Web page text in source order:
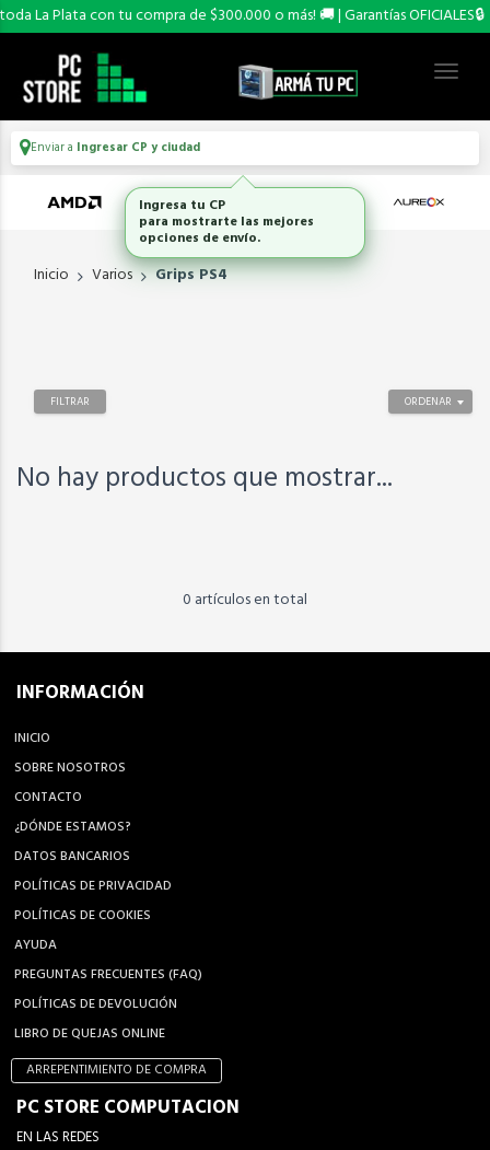
La Plata con tu compra de $300.000 o más! 🚚 | Garantías OFICIALES🔒
Enviar a Ingresar CP y ciudad
Inicio Varios Grips PS4
ORDENAR
FILTRAR
No hay productos que mostrar...
0 artículos en total
INFORMACIÓN
INICIO
SOBRE NOSOTROS
CONTACTO
¿DÓNDE ESTAMOS?
DATOS BANCARIOS
POLÍTICAS DE PRIVACIDAD
POLÍTICAS DE COOKIES
AYUDA
PREGUNTAS FRECUENTES (FAQ)
POLÍTICAS DE DEVOLUCIÓN
LIBRO DE QUEJAS ONLINE
ARREPENTIMIENTO DE COMPRA
PC STORE COMPUTACION
EN LAS REDES
Ingresa tu CP
para mostrarte las mejores
opciones de envío.